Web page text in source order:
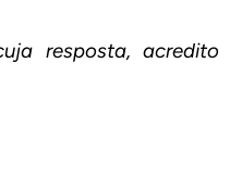
resposta, acredito